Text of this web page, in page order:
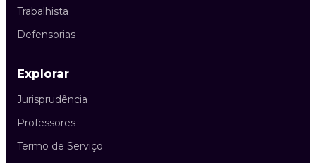
Trabalhista
Defensorias
Explorar
Jurisprudência
Professores
Termo de Serviço